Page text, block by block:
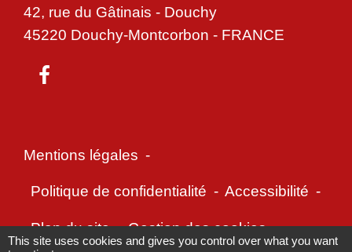
42, rue du Gâtinais - Douchy
45220 Douchy-Montcorbon - FRANCE
Mentions légales -
Politique de confidentialité - Accessibilité -
Plan du site - Gestion des cookies
This site uses cookies and gives you control over what you want